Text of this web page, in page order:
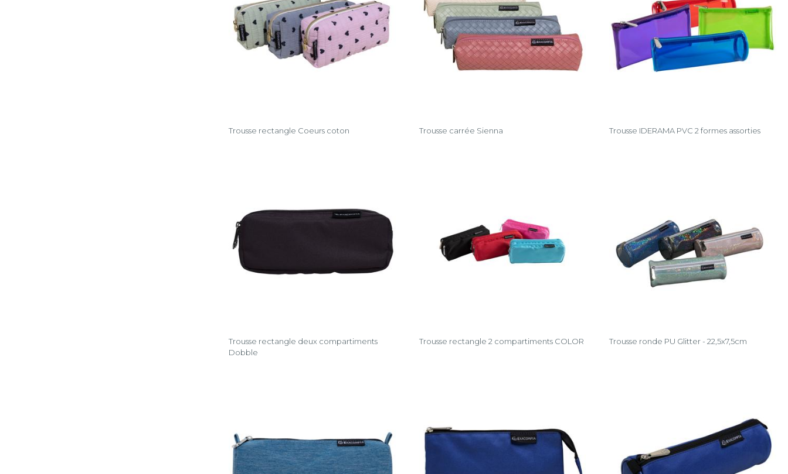
Trousse rectangle Coeurs coton Trousse carrée Sienna Trousse IDERAMA PVC 2 formes assorties
Trousse rectangle deux compartiments
Dobble
Trousse rectangle 2 compartiments COLOR Trousse ronde PU Glitter - 22,5x7,5cm